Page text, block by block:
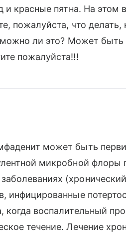
и красные пятна. На этом
пожалуйста, что делать,
ли это? Может быть
пожалуйста!!!
может быть
микробной флоры
инфицированные
воспалительный
течение. Лечение